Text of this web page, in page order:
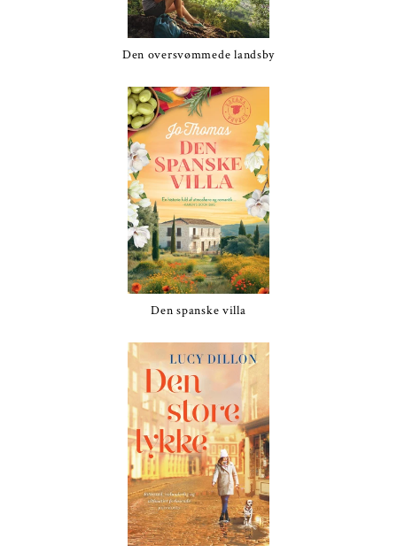
Den oversvømmede landsby
Den spanske villa